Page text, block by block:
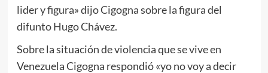
lider y figura» dijo Cigogna sobre la figura del
difunto Hugo Chávez.
Sobre la situación de violencia que se vive en
Venezuela Cigogna respondió «yo no voy a decir